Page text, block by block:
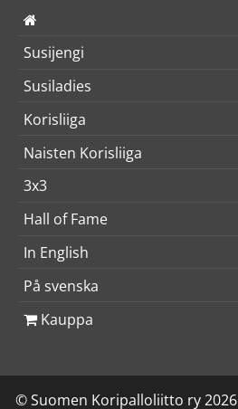
Susijengi
Susiladies
Korisliiga
Naisten Korisliiga
3x3
Hall of Fame
In English
På svenska
Kauppa
© Suomen Koripalloliitto ry 2026